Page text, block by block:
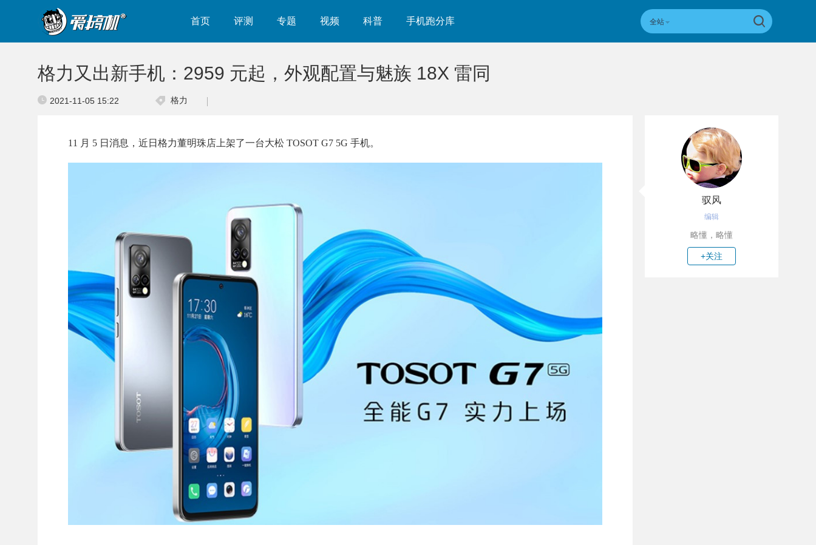
首页 评测 专题 视频 科普 手机跑分库 全站
格力又出新手机：2959 元起，外观配置与魅族 18X 雷同
2021-11-05 15:22 格力
11 月 5 日消息，近日格力董明珠店上架了一台大松 TOSOT G7 5G 手机。
驭风
编辑
略懂，略懂
+关注